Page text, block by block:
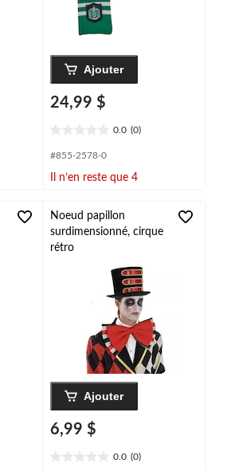
Ajouter
24,99 $
0.0 (0)
étoile(s)
5.
#855-2578-0
Il n’en reste que 4
Noeud papillon
surdimensionné, cirque
rétro
Ajouter
6,99 $
0.0 (0)